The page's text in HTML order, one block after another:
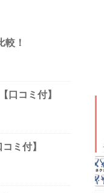
較！
口コミ付】
ミ付】